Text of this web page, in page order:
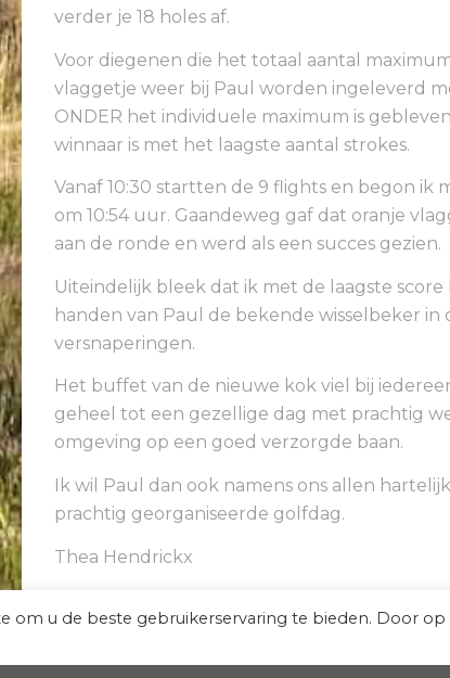
verder je 18 holes af.
Voor diegenen die het totaal aantal
vlaggetje weer bij Paul worden ingeleverd
ONDER het individuele maximum is
winnaar is met het laagste aantal strokes.
Vanaf 10:30 startten de 9 flights en begon
om 10:54 uur. Gaandeweg gaf dat oranje
aan de ronde en werd als een succes gezien.
Uiteindelijk bleek dat ik met de laagste
handen van Paul de bekende wisselbeker
versnaperingen.
Het buffet van de nieuwe kok viel bij
geheel tot een gezellige dag met prachtig
omgeving op een goed verzorgde baan.
Ik wil Paul dan ook namens ons allen
prachtig georganiseerde golfdag.
Thea Hendrickx
om u de beste gebruikerservaring te bieden. Door